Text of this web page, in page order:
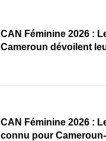
‎CAN Féminine 2026 :
Cameroun dévoilent
‎CAN Féminine 2026 :
connu pour